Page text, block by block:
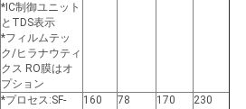
*IC制御ユニット
とTDS表示
*フィルムテッ
ク/ヒラナウティ
クス RO膜はオ
プション
*プロセス:SF-
160 78 170 230